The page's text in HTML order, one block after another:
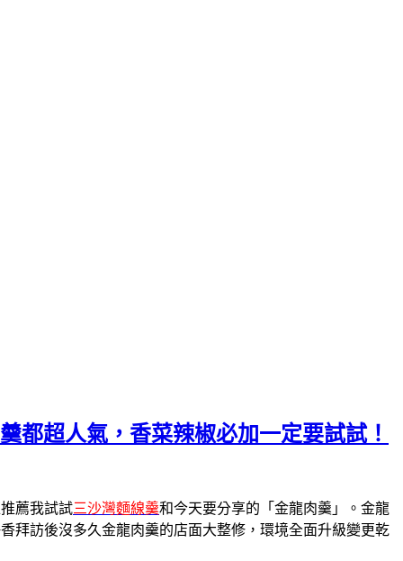
都超人氣，香菜辣椒必加一定要試試！
薦我試試三沙灣麵線羹和今天要分享的 「金龍肉羹」。 金龍
拜訪後沒多久金龍肉羹的店面大整修，環境全面升級變更乾